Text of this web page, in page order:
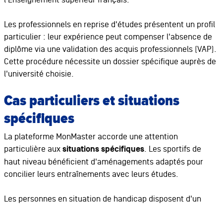
Les professionnels en reprise d'études présentent un profil
particulier : leur expérience peut compenser l'absence de
diplôme via une validation des acquis professionnels (VAP).
Cette procédure nécessite un dossier spécifique auprès de
l'université choisie.
Cas particuliers et situations
spécifiques
La plateforme MonMaster accorde une attention
particulière aux situations spécifiques. Les sportifs de
haut niveau bénéficient d'aménagements adaptés pour
concilier leurs entraînements avec leurs études.
Les personnes en situation de handicap disposent d'un